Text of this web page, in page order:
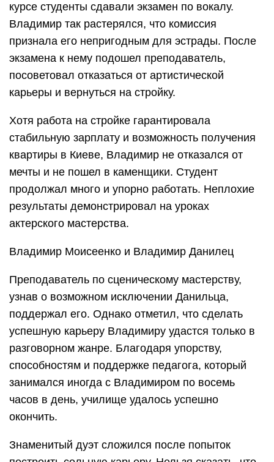
курсе студенты сдавали экзамен по вокалу.
Владимир так растерялся, что комиссия
признала его непригодным для эстрады. После
экзамена к нему подошел преподаватель,
посоветовал отказаться от артистической
карьеры и вернуться на стройку.
Хотя работа на стройке гарантировала
стабильную зарплату и возможность получения
квартиры в Киеве, Владимир не отказался от
мечты и не пошел в каменщики. Студент
продолжал много и упорно работать. Неплохие
результаты демонстрировал на уроках
актерского мастерства.
Владимир Моисеенко и Владимир Данилец
Преподаватель по сценическому мастерству,
узнав о возможном исключении Данильца,
поддержал его. Однако отметил, что сделать
успешную карьеру Владимиру удастся только в
разговорном жанре. Благодаря упорству,
способностям и поддержке педагога, который
занимался иногда с Владимиром по восемь
часов в день, училище удалось успешно
окончить.
Знаменитый дуэт сложился после попыток